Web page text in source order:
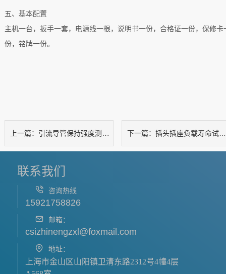
五、基本配置
主机一台，扳手一套，电源线一根，说明书一份，合格证一份，保修卡
份，铭牌一份。
上一篇： 引流导管保持强度测试仪 下一篇： 插头插座负载寿命试验机（分断容量）
联系我们
咨询热线
15921758826
邮箱：
csizhinengzxl@foxmail.com
地址：
上海市金山区山阳镇卫清东路2312号4幢4层